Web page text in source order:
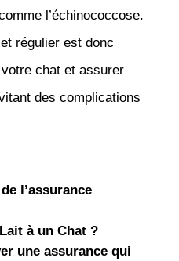
l’échinococcose.
régulier est donc
chat et assurer
des complications
l’assurance
à un Chat ?
une assurance qui